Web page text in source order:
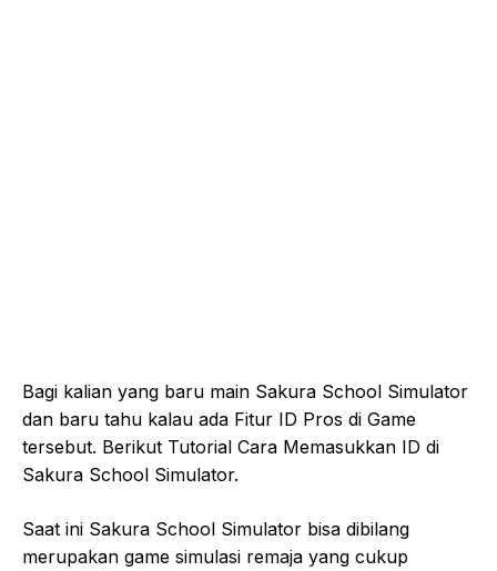
Bagi kalian yang baru main Sakura School Simulator
dan baru tahu kalau ada Fitur ID Pros di Game
tersebut. Berikut Tutorial Cara Memasukkan ID di
Sakura School Simulator.
Saat ini Sakura School Simulator bisa dibilang
merupakan game simulasi remaja yang cukup